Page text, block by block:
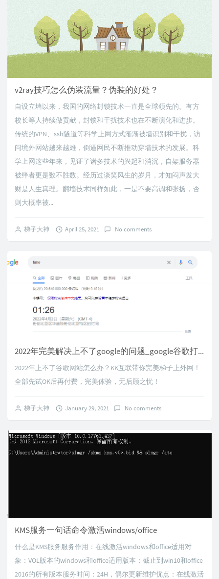
v2ray技巧怎么伪装流量？伪装的好处？
自设立墙以来，我国的网络封锁技术一直是全球领先的。有方
校长等人持续做贡献，封锁和干扰技术也在不断演化和进步。
传统的VPN、ssh隧道等科学上网方式渐渐被墙识别和干扰，访
问境外网站越来越难，倒逼网民不断推动穿墙技术的发展。科
学上网这些年来，见证了诸多技术的兴起和消沉，自架服务器
被绊者更是数不胜数。经历过谈笑风生的岁月，才知闷声发大
财是人生真理。翻墙技术同样如此，一是不要高调和张扬，否
则大概率被...
梯子大神 April 25, 2021 No comments
2022年完美解决上不了google的问题_google谷歌打不开怎么办
2022年上不了谷歌网站怎么办？KK互联带你完美梯子上外网！
全部先试OK后再付费，完美体验，无后顾之忧！
梯子大神 January 29, 2021 No comments
KMS服务一句话命令激活windows/office
什么是KMS服务服务作用：在线激活windows和office适用对
象：VOL版本的windows和office适用版本：截止到win10和office
2016的所有版本服务时间：24H，偶尔更新维护优点：在线激活